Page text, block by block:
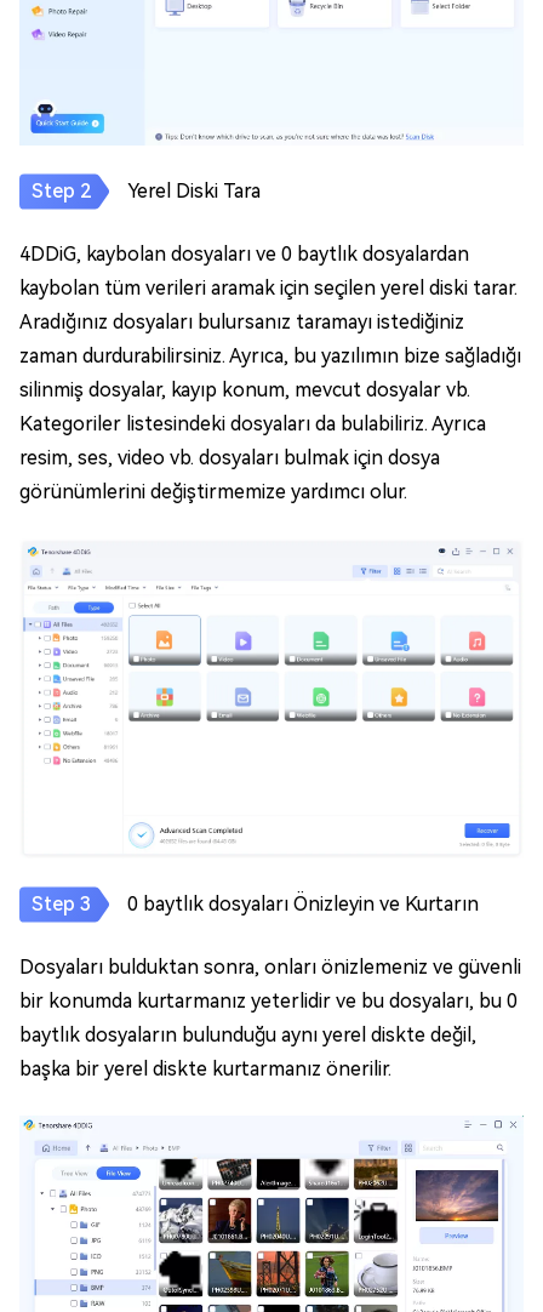
Yerel Diski Tara
4DDiG, kaybolan dosyaları ve 0 baytlık dosyalardan
kaybolan tüm verileri aramak için seçilen yerel diski tarar.
Aradığınız dosyaları bulursanız taramayı istediğiniz
zaman durdurabilirsiniz. Ayrıca, bu yazılımın bize sağladığı
silinmiş dosyalar, kayıp konum, mevcut dosyalar vb.
Kategoriler listesindeki dosyaları da bulabiliriz. Ayrıca
resim, ses, video vb. dosyaları bulmak için dosya
görünümlerini değiştirmemize yardımcı olur.
0 baytlık dosyaları Önizleyin ve Kurtarın
Dosyaları bulduktan sonra, onları önizlemeniz ve güvenli
bir konumda kurtarmanız yeterlidir ve bu dosyaları, bu 0
baytlık dosyaların bulunduğu aynı yerel diskte değil,
başka bir yerel diskte kurtarmanız önerilir.